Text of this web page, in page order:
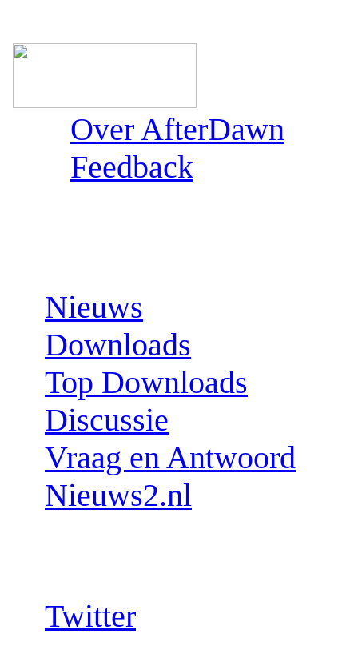
Over AfterDawn
Feedback
Nieuws
Downloads
Top Downloads
Discussie
Vraag en Antwoord
Nieuws2.nl
Twitter